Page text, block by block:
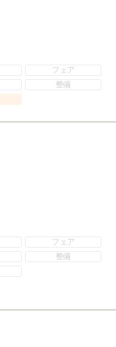
フェア
整備
フェア
整備